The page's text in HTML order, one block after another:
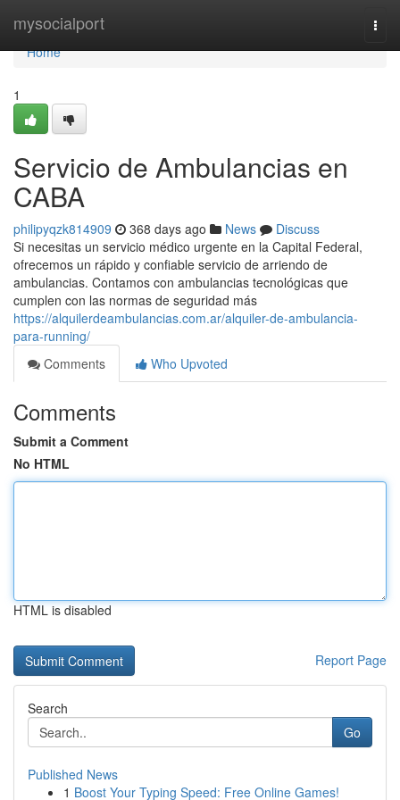
mysocialport
Home
Home
1
Servicio de Ambulancias en
CABA
philipyqzk814909 368 days ago News
Discuss
Si necesitas un servicio médico urgente en la Capital Federal,
ofrecemos un rápido y confiable servicio de arriendo de
ambulancias. Contamos con ambulancias tecnológicas que
cumplen con las normas de seguridad más
https://alquilerdeambulancias.com.ar/alquiler-de-ambulancia-
para-running/
Comments
Who Upvoted
Comments
Submit a Comment
No HTML
HTML is disabled
Report Page
Search
Go
Published News
1 Boost Your Typing Speed: Free Online Games!